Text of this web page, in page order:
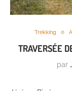
Trekking
TRAVERSÉE
par